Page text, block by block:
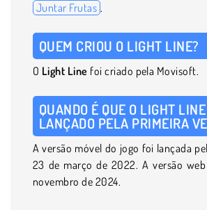
Juntar Frutas .
QUEM CRIOU O LIGHT LINE?
O Light Line foi criado pela Movisoft.
QUANDO É QUE O LIGHT
LANÇADO PELA PRIMEIRA
A versão móvel do jogo foi lançada
23 de março de 2022. A versão
novembro de 2024.